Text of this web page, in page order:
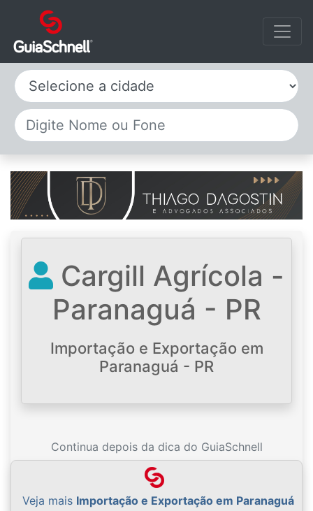
Selecione a cidade
Cargill Agrícola -
Paranaguá - PR
Importação e Exportação em
Paranaguá - PR
Continua depois da dica do GuiaSchnell
Veja mais Importação e Exportação em Paranaguá